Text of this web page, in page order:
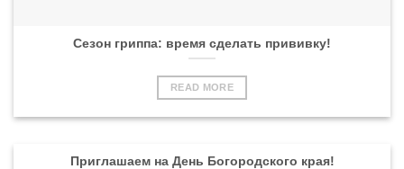
Сезон гриппа: время сделать прививку!
READ MORE
Приглашаем на День Богородского края!